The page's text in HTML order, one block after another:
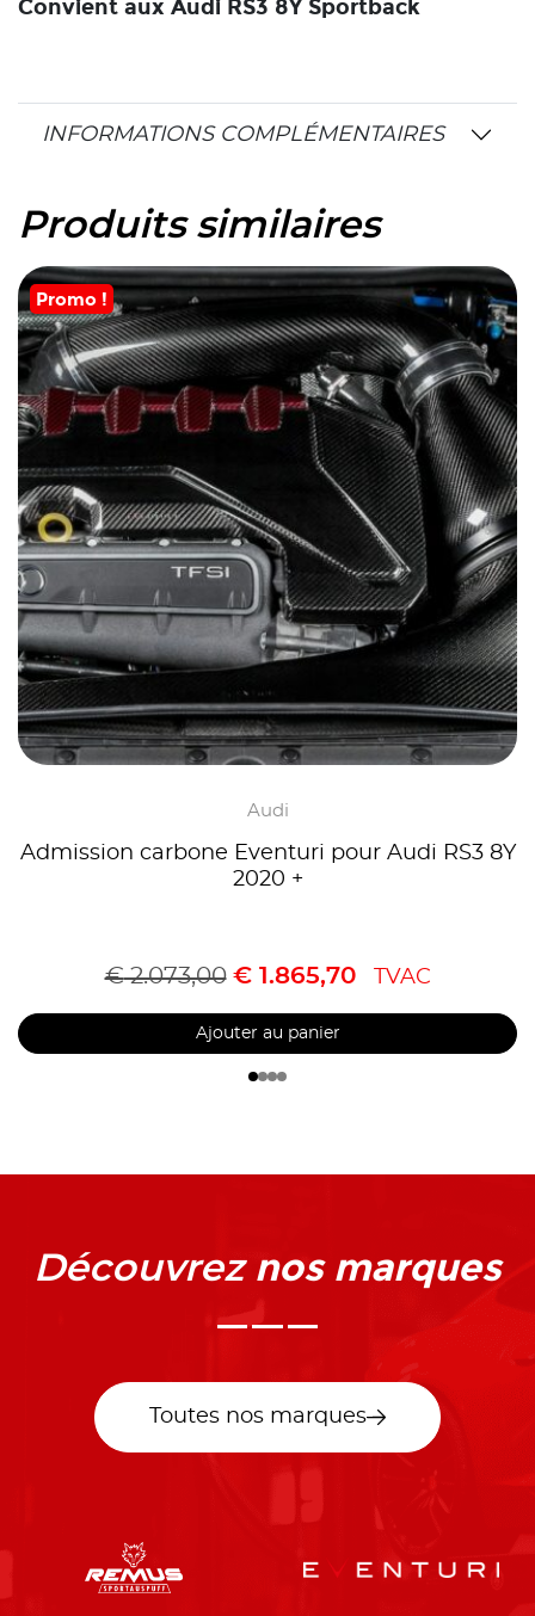
Convient aux Audi RS3 8Y Sportback
INFORMATIONS COMPLÉMENTAIRES
Produits similaires
Promo !
Audi
Admission carbone Eventuri pour Audi RS3 8Y
2020 +
€2.073,00 €1.865,70 TVAC
Ajouter au panier
Découvrez nos marques
Toutes nos marques